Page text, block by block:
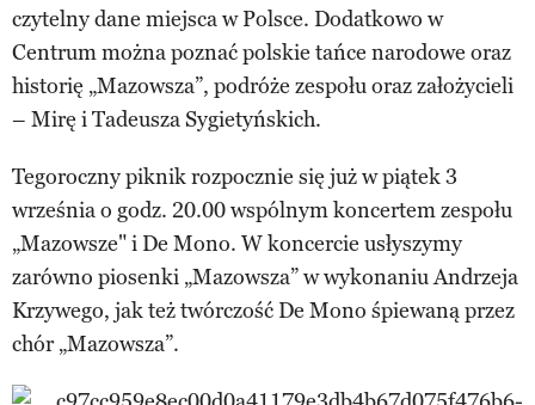
czytelny dane miejsca w Polsce. Dodatkowo w
Centrum można poznać polskie tańce narodowe oraz
historię „Mazowsza”, podróże zespołu oraz założycieli
– Mirę i Tadeusza Sygietyńskich.
Tegoroczny piknik rozpocznie się już w piątek 3
września o godz. 20.00 wspólnym koncertem zespołu
„Mazowsze" i De Mono. W koncercie usłyszymy
zarówno piosenki „Mazowsza” w wykonaniu Andrzeja
Krzywego, jak też twórczość De Mono śpiewaną przez
chór „Mazowsza”.